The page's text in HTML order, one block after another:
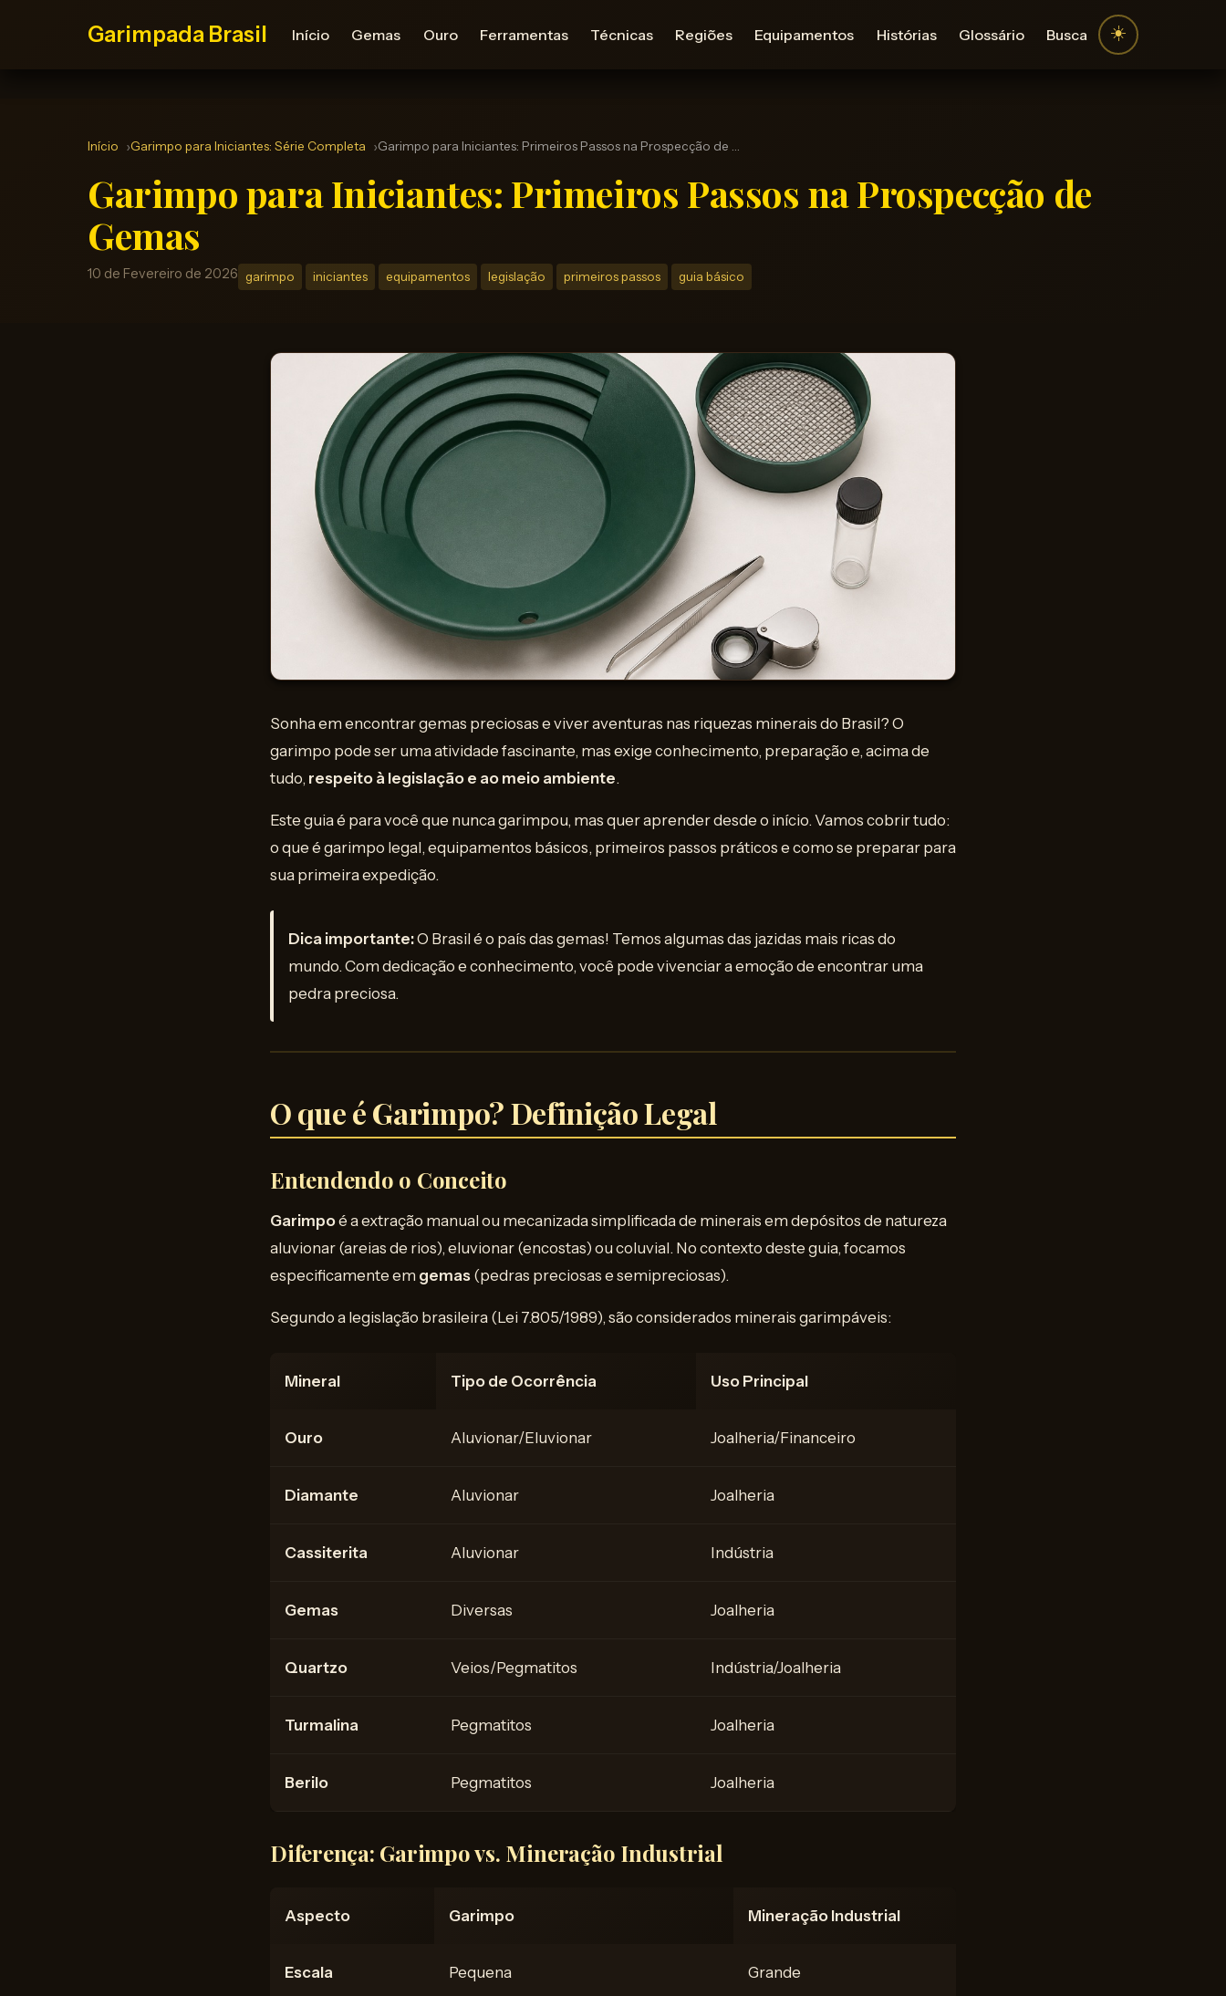
Garimpada Brasil Início Gemas Ouro Ferramentas Técnicas Regiões Equipamentos Histórias Glossário Busca ☀️
Início Garimpo para Iniciantes: Série Completa Garimpo para Iniciantes: Primeiros Passos na Prospecção de …
Garimpo para Iniciantes: Primeiros Passos na Prospecção de
Gemas
10 de Fevereiro de 2026 garimpo iniciantes equipamentos legislação primeiros passos guia básico
Sonha em encontrar gemas preciosas e viver aventuras nas riquezas minerais do Brasil? O
garimpo pode ser uma atividade fascinante, mas exige conhecimento, preparação e, acima de
tudo, respeito à legislação e ao meio ambiente.
Este guia é para você que nunca garimpou, mas quer aprender desde o início. Vamos cobrir tudo:
o que é garimpo legal, equipamentos básicos, primeiros passos práticos e como se preparar para
sua primeira expedição.
Dica importante:O Brasil é o país das gemas! Temos algumas das jazidas mais ricas do
mundo. Com dedicação e conhecimento, você pode vivenciar a emoção de encontrar uma
pedra preciosa.
O que é Garimpo? Definição Legal
Entendendo o Conceito
Garimpoé a extração manual ou mecanizada simplificada de minerais em depósitos de natureza
aluvionar (areias de rios), eluvionar (encostas) ou coluvial. No contexto deste guia, focamos
especificamente em gemas (pedras preciosas e semipreciosas).
Segundo a legislação brasileira (Lei 7.805/1989), são considerados minerais garimpáveis:
Mineral Tipo de Ocorrência Uso Principal
Ouro Aluvionar/Eluvionar Joalheria/Financeiro
Diamante Aluvionar Joalheria
Cassiterita Aluvionar Indústria
Gemas Diversas Joalheria
Quartzo Veios/Pegmatitos Indústria/Joalheria
Turmalina Pegmatitos Joalheria
Berilo Pegmatitos Joalheria
Diferença: Garimpo vs. Mineração Industrial
Aspecto Garimpo Mineração Industrial
Escala Pequena Grande